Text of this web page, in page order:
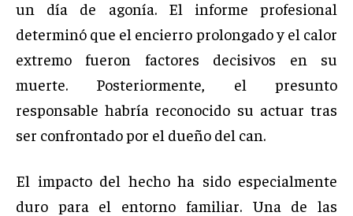
un día de agonía. El informe profesional
determinó que el encierro prolongado y el calor
extremo fueron factores decisivos en su
muerte. Posteriormente, el presunto
responsable habría reconocido su actuar tras
ser confrontado por el dueño del can.
El impacto del hecho ha sido especialmente
duro para el entorno familiar. Una de las